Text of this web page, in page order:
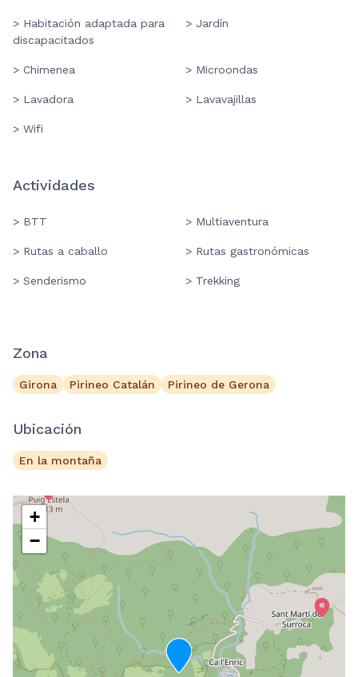
> Habitación adaptada para
discapacitados
> Jardín
> Chimenea > Microondas
> Lavadora > Lavavajillas
> Wifi
Actividades
> BTT > Multiaventura
> Rutas a caballo > Rutas gastronómicas
> Senderismo > Trekking
Zona
Girona Pirineo Catalán Pirineo de Gerona
Ubicación
En la montaña
+
−